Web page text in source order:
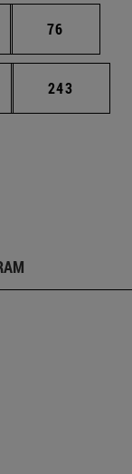
intermedias
Página
76
intermedias
Página
243